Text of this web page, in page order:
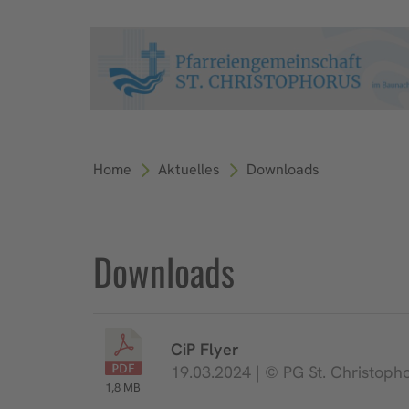
Home Aktuelles Downloads
Downloads
1,8 MB
CiP Flyer
19.03.2024 | © PG St.